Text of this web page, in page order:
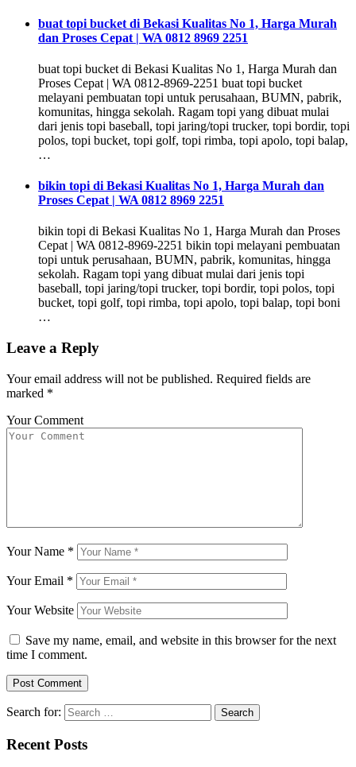
buat topi bucket di Bekasi Kualitas No 1, Harga Murah
dan Proses Cepat | WA 0812 8969 2251
buat topi bucket di Bekasi Kualitas No 1, Harga Murah dan
Proses Cepat | WA 0812-8969-2251 buat topi bucket
melayani pembuatan topi untuk perusahaan, BUMN, pabrik,
komunitas, hingga sekolah. Ragam topi yang dibuat mulai
dari jenis topi baseball, topi jaring/topi trucker, topi bordir, topi
polos, topi bucket, topi golf, topi rimba, topi apolo, topi balap,
…
bikin topi di Bekasi Kualitas No 1, Harga Murah dan
Proses Cepat | WA 0812 8969 2251
bikin topi di Bekasi Kualitas No 1, Harga Murah dan Proses
Cepat | WA 0812-8969-2251 bikin topi melayani pembuatan
topi untuk perusahaan, BUMN, pabrik, komunitas, hingga
sekolah. Ragam topi yang dibuat mulai dari jenis topi
baseball, topi jaring/topi trucker, topi bordir, topi polos, topi
bucket, topi golf, topi rimba, topi apolo, topi balap, topi boni
…
Leave a Reply
Your email address will not be published. Required fields are
marked *
Your Comment
Your Name *
Your Email *
Your Website
Save my name, email, and website in this browser for the next
time I comment.
Search for:
Recent Posts